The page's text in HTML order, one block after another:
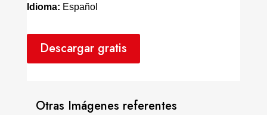
Idioma: Español
Descargar gratis
Otras Imágenes referentes